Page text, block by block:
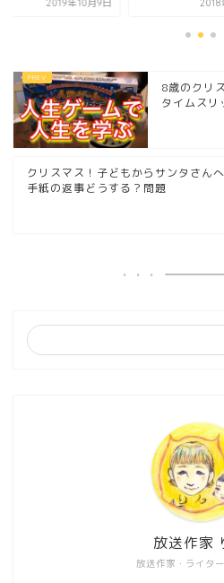
2018年6月26日 2022
8歳のクリ
タイムスリ
クリスマス！子どもからサンタさん
手紙の返事どうする？問題
放送作家・ライタ
放送作家